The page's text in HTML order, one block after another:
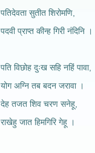
पतिदेवता सुतीत शिरोमणि,
पदवी प्राप्त कीन्ह गिरी नंदिनि ।
पति विछोह दुःख सहि नहिं पावा,
योग अग्नि तब बदन जरावा ।
देह तजत शिव चरण सनेहू,
राखेहु जात हिमगिरि गेहू ।